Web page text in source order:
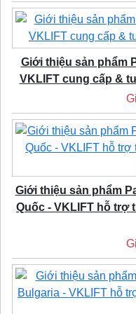
Giới thiệu sản phẩm
VKLIFT cung cấp &
Giới thiệu sản phẩm
Quốc - VKLIFT hỗ trợ